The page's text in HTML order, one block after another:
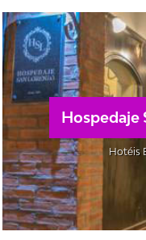
Hospedaje
Hotéis